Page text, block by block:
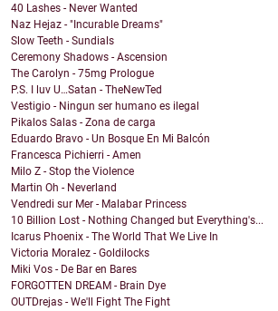
40 Lashes - Never Wanted
Naz Hejaz - "Incurable Dreams"
Slow Teeth - Sundials
Ceremony Shadows - Ascension
The Carolyn - 75mg Prologue
P.S. I luv U…Satan - TheNewTed
Vestigio - Ningun ser humano es ilegal
Pikalos Salas - Zona de carga
Eduardo Bravo - Un Bosque En Mi Balcón
Francesca Pichierri - Amen
Milo Z - Stop the Violence
Martin Oh - Neverland
Vendredi sur Mer - Malabar Princess
10 Billion Lost - Nothing Changed but Everything's...
Icarus Phoenix - The World That We Live In
Victoria Moralez - Goldilocks
Miki Vos - De Bar en Bares
FORGOTTEN DREAM - Brain Dye
OUTDrejas - We'll Fight The Fight